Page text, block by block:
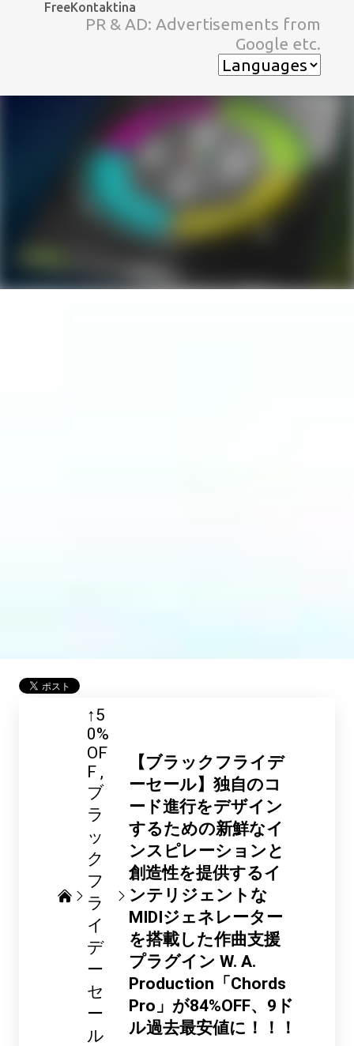
スキップしてメイン コンテンツに移動
FreeKontaktina
PR & AD: Advertisements from
Google etc.
↑5
0%
OF
F
ブ
ラ
ッ
ク
フ
ラ
イ
デ
ー
セ
ー
ル
【ブラックフライデ
ーセール】独自のコ
ード進行をデザイン
するための新鮮なイ
ンスピレーションと
創造性を提供するイ
ンテリジェントな
MIDIジェネレーター
を搭載した作曲支援
プラグイン W. A.
Production「Chords
Pro」が84%OFF、9ド
ル過去最安値に！！！